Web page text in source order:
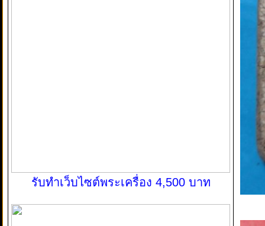
รับทำเว็บไซต์พระเครื่อง 4,500 บาท